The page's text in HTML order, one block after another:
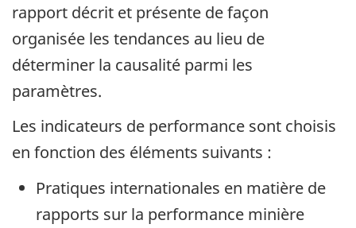
rapport décrit et présente de façon
organisée les tendances au lieu de
déterminer la causalité parmi les
paramètres.
Les indicateurs de performance sont choisis
en fonction des éléments suivants :
Pratiques internationales en matière de
rapports sur la performance minière